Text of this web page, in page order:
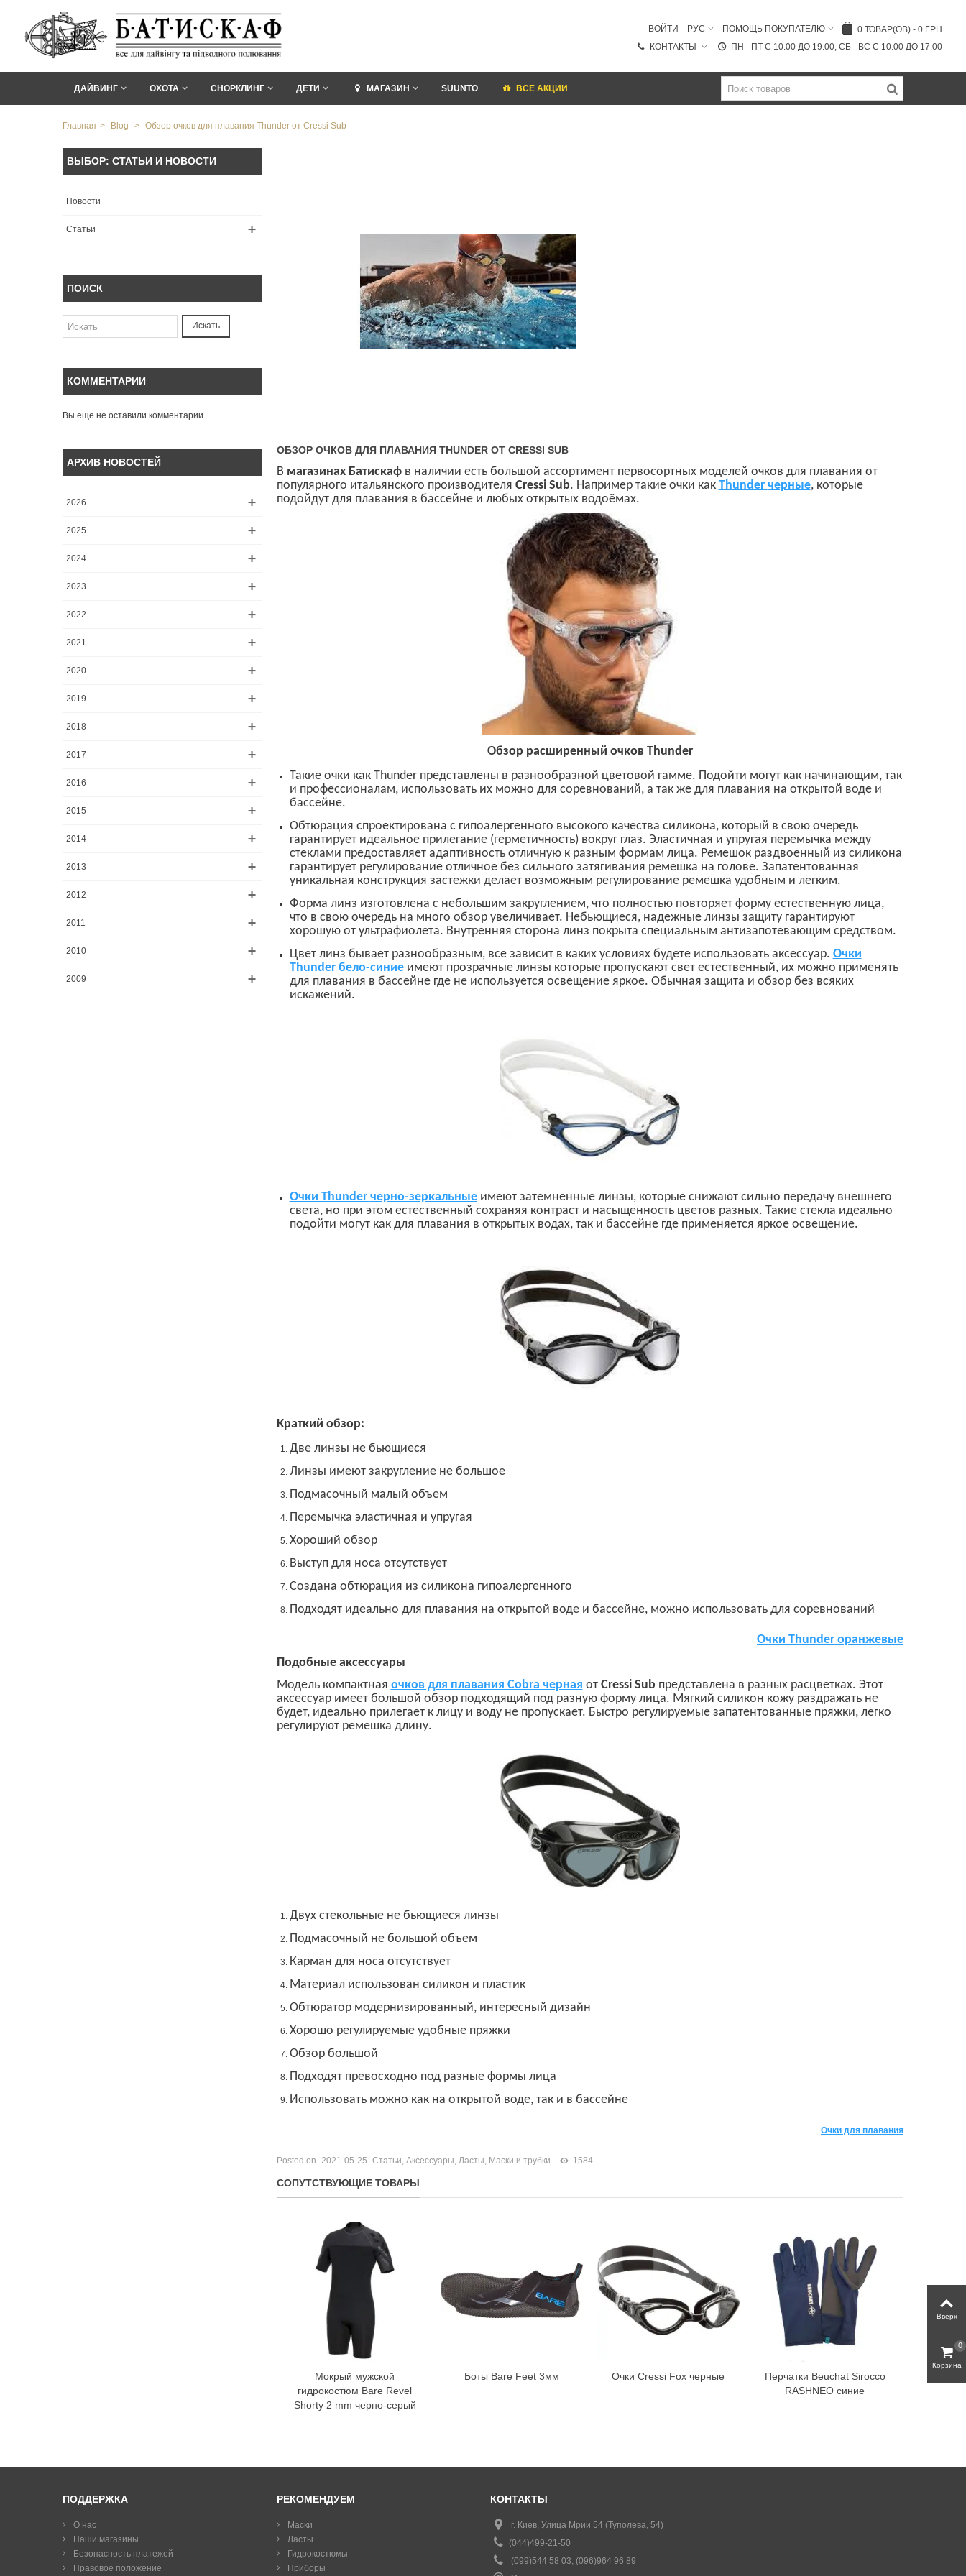
0 ТОВАР(ОВ) - 0 ГРН
ПОМОЩЬ ПОКУПАТЕЛЮ
РУС
ВОЙТИ
ПН - ПТ C 10:00 ДО 19:00; СБ - ВС С 10:00 ДО 17:00
КОНТАКТЫ
ДАЙВИНГ ОХОТА СНОРКЛИНГ ДЕТИ МАГАЗИН SUUNTO ВСЕ АКЦИИ
Главная > Blog > Обзор очков для плавания Thunder от Cressi Sub
ВЫБОР: СТАТЬИ И НОВОСТИ
Новости
Статьи
ПОИСК
Искать
КОММЕНТАРИИ
Вы еще не оставили комментарии
АРХИВ НОВОСТЕЙ
2026
2025
2024
2023
2022
2021
2020
2019
2018
2017
2016
2015
2014
2013
2012
2011
2010
2009
ОБЗОР ОЧКОВ ДЛЯ ПЛАВАНИЯ THUNDER ОТ CRESSI SUB
В магазинахБатискафв наличии есть большой ассортимент первосортных моделей очков для плавания от
популярного итальянского производителя Cressi Sub. Например такие очки как Thunder черные, которые
подойдут для плавания в бассейне и любых открытых водоёмах.
Обзор расширенный очков Thunder
Такие очки как Thunder представлены в разнообразной цветовой гамме. Подойти могут как начинающим, так
и профессионалам, использовать их можно для соревнований, а так же для плавания на открытой воде и
бассейне.
Обтюрация спроектирована с гипоалергенного высокого качества силикона, который в свою очередь
гарантирует идеальное прилегание (герметичность) вокруг глаз. Эластичная и упругая перемычка между
стеклами предоставляет адаптивность отличную к разным формам лица. Ремешок раздвоенный из силикона
гарантирует регулирование отличное без сильного затягивания ремешка на голове. Запатентованная
уникальная конструкция застежки делает возможным регулирование ремешка удобным и легким.
Форма линз изготовлена с небольшим закруглением, что полностью повторяет форму естественную лица,
что в свою очередь на много обзор увеличивает. Небьющиеся, надежные линзы защиту гарантируют
хорошую от ультрафиолета. Внутренняя сторона линз покрыта специальным антизапотевающим средством.
Цвет линз бывает разнообразным, все зависит в каких условиях будете использовать аксессуар. Очки
Thunder бело-синиеимеют прозрачные линзы которые пропускают свет естественный, их можно применять
для плавания в бассейне где не используется освещение яркое. Обычная защита и обзор без всяких
искажений.
Очки Thunder черно-зеркальныеимеют затемненные линзы, которые снижают сильно передачу внешнего
света, но при этом естественный сохраняя контраст и насыщенность цветов разных. Такие стекла идеально
подойти могут как для плавания в открытых водах, так и бассейне где применяется яркое освещение.
Краткий обзор:
Две линзы не бьющиеся
Линзы имеют закругление не большое
Подмасочный малый объем
Перемычка эластичная и упругая
Хороший обзор
Выступ для носа отсутствует
Создана обтюрация из силикона гипоалергенного
Подходят идеально для плавания на открытой воде и бассейне, можно использовать для соревнований
Очки Thunder оранжевые
Подобные аксессуары
Модель компактная очков для плавания Cobra черная от Cressi Sub представлена в разных расцветках. Этот
аксессуар имеет большой обзор подходящий под разную форму лица. Мягкий силикон кожу раздражать не
будет, идеально прилегает к лицу и воду не пропускает. Быстро регулируемые запатентованные пряжки, легко
регулируют ремешка длину.
Двух стекольные не бьющиеся линзы
Подмасочный не большой объем
Карман для носа отсутствует
Материал использован силикон и пластик
Обтюратор модернизированный, интересный дизайн
Хорошо регулируемые удобные пряжки
Обзор большой
Подходят превосходно под разные формы лица
Использовать можно как на открытой воде, так и в бассейне
Очки для плавания
Posted on 2021-05-25 Статьи, Аксессуары, Ласты, Маски и трубки 1584
СОПУТСТВУЮЩИЕ ТОВАРЫ
Мокрый мужской
гидрокостюм Bare Revel
Shorty 2 mm черно-серый
Боты Bare Feet 3мм Очки Cressi Fox черные
Перчатки Beuchat Sirocco
RASHNEO синие
ПОДДЕРЖКА
О нас
Наши магазины
Безопасность платежей
Правовое положение
РЕКОМЕНДУЕМ
Маски
Ласты
Гидрокостюмы
Приборы
КОНТАКТЫ
г. Киев, Улица Мрии 54 (Туполева, 54)
(044)499-21-50
(099)544 58 03; (096)964 96 89
Вверх
Корзина
0